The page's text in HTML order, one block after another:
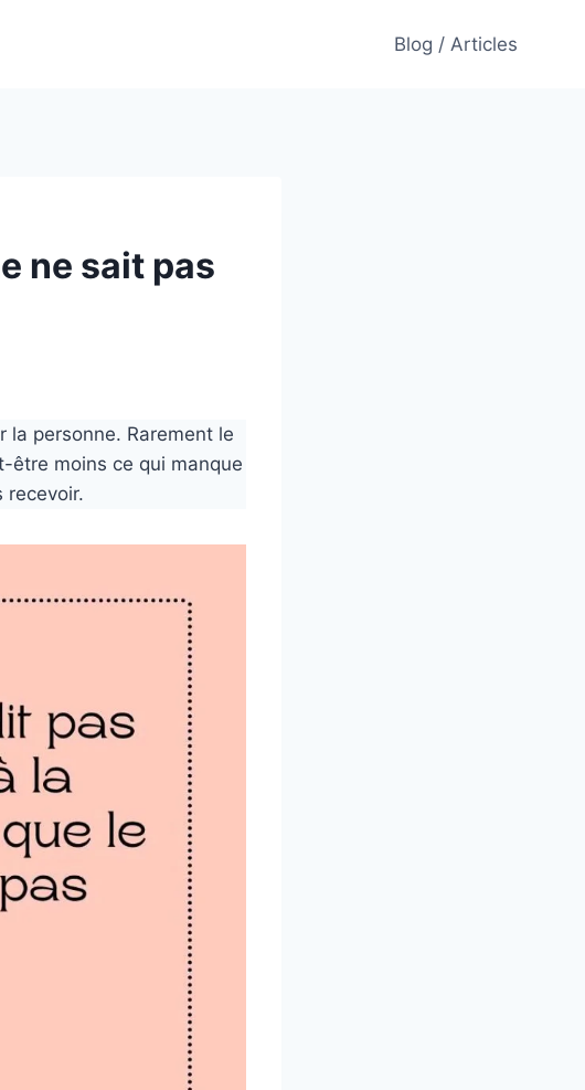
Blog / Articles
ne sait pas
la personne. Rarement le
être moins ce qui manque
recevoir.